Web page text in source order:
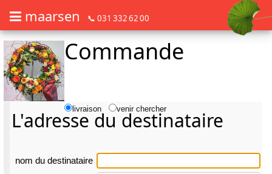
Commander des fleurs en mode accessible avec lecteur d'écran ou
maarsen 📞 031 332 62 00
Commander des fleurs en mode accessible avec lecteur d'écran
Commande
L'adresse du destinataire
nom du des­tina­taire
livraison venir chercher